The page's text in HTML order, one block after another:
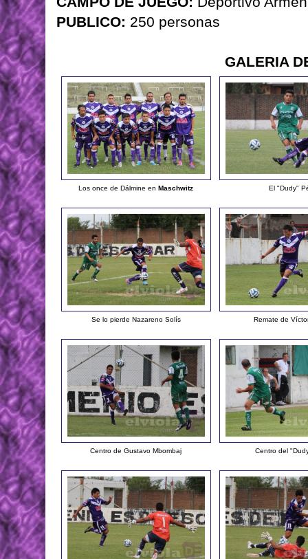
PUBLICO: 250 personas
GALERIA
Los once de Dálmine enMaschwitz El "Dudy"
Se lo pierde Nazareno Solís Remate de
Centro de Gustavo Mbombaj Centro del